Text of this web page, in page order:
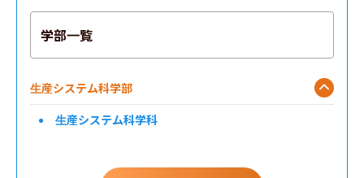
学部一覧
生産システム科学部
生産システム科学科